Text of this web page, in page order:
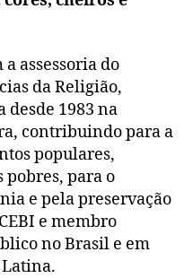
assessoria do
da Religião,
desde 1983 na
contribuindo para a
populares,
para o
e pela preservação
e membro
no Brasil e em